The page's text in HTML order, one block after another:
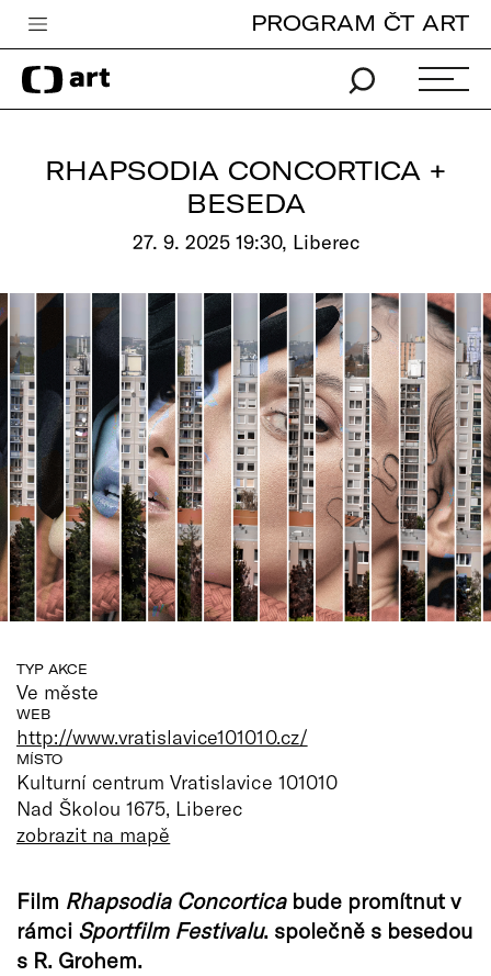
Česká televize
Zpravodajství
Vše o ČT
PROGRAM ČT ART
RHAPSODIA CONCORTICA +
BESEDA
27. 9. 2025 19:30, Liberec
TYP AKCE
Ve měste
WEB
http://www.vratislavice101010.cz/
MÍSTO
Kulturní centrum Vratislavice 101010
Nad Školou 1675, Liberec
zobrazit na mapě
Film Rhapsodia Concorticabude promítnut v
rámci Sportfilm Festivalu. společně s besedou
s R. Grohem.